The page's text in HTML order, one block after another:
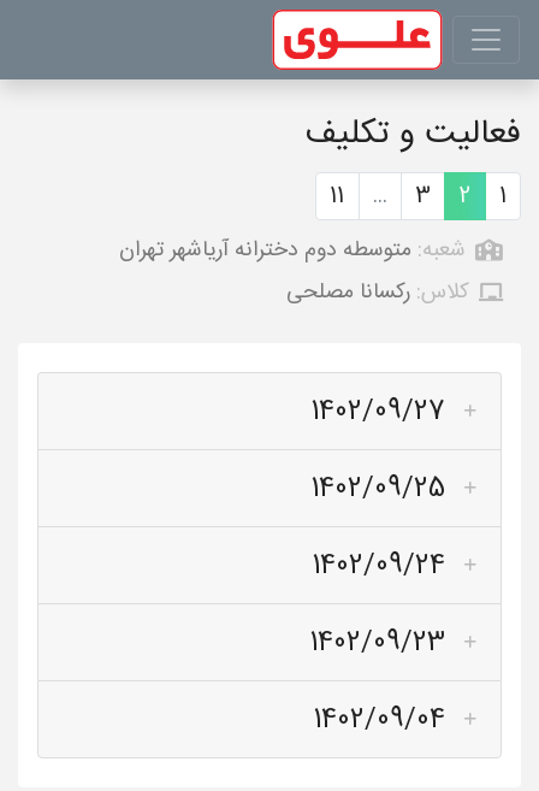
فعالیت و تکلیف
1
2
3
...
11
شعبه: متوسطه دوم دخترانه آریاشهر تهران
کلاس: رکسانا مصلحی
1402/09/27
1402/09/25
1402/09/24
1402/09/23
1402/09/04